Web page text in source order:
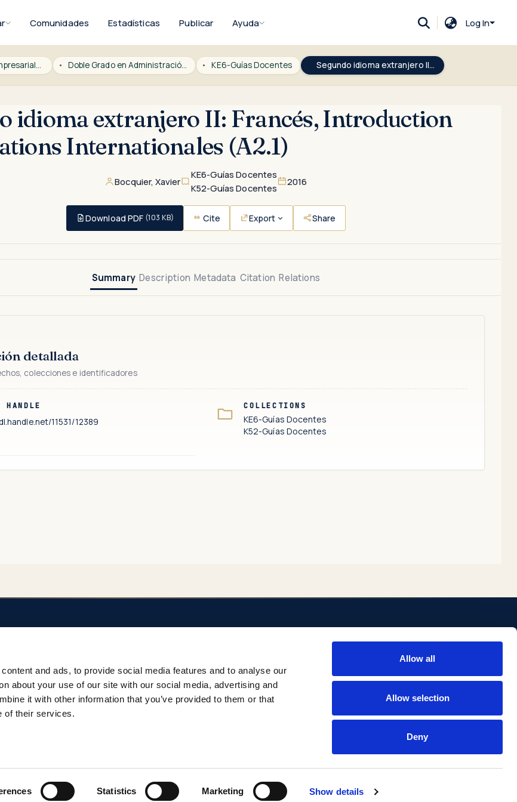
and ads, to provide social media features and to analyse our
about your use of our site with our social media, advertising and
it with other information that you’ve provided to them or that
of their services.
Statistics Marketing Show details
Allow all
Allow selection
Deny
Comunidades Estadísticas Publicar Ayuda Log In
ICADE Derecho y Empresariales Doble Grado en Administración y Dirección de Empresas y Relaciones Internacionales (E-6) KE6-Guías Docentes Segundo idioma extranjero II: Francés, Introduction aux Relations Internationales (A2.1)
idioma extranjero II: Francés, Introduction
Internationales (A2.1)
Bocquier, Xavier
KE6-Guías Docentes
K52-Guías Docentes
2016
Download PDF (103 KB) Cite Export Share
Summary Description Metadata Citation Relations
detallada
colecciones e identificadores
11531/12389
COLLECTIONS
KE6-Guías Docentes
K52-Guías Docentes
Contacto
Investigación Comillas